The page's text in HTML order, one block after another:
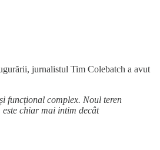
jurnalistul Tim Colebatch a avut
funcțional complex. Noul teren
chiar mai intim decât